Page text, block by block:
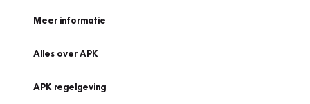
Meer informatie
Alles over APK
APK regelgeving